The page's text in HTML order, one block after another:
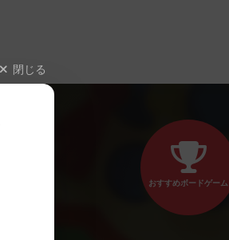
閉じる
おすすめボードゲーム